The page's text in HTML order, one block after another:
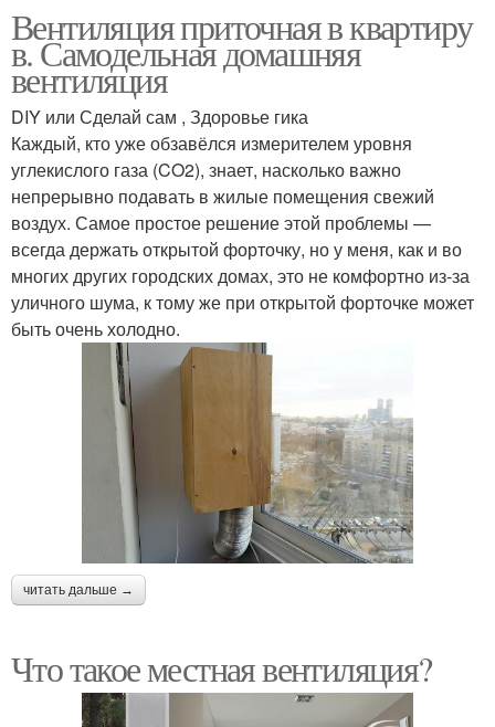
Вентиляция приточная в квартиру
в. Самодельная домашняя
вентиляция
DIY или Сделай сам , Здоровье гика
Каждый, кто уже обзавёлся измерителем уровня
углекислого газа (CO2), знает, насколько важно
непрерывно подавать в жилые помещения свежий
воздух. Самое простое решение этой проблемы —
всегда держать открытой форточку, но у меня, как и во
многих других городских домах, это не комфортно из-за
уличного шума, к тому же при открытой форточке может
быть очень холодно.
читать дальше →
Что такое местная вентиляция?